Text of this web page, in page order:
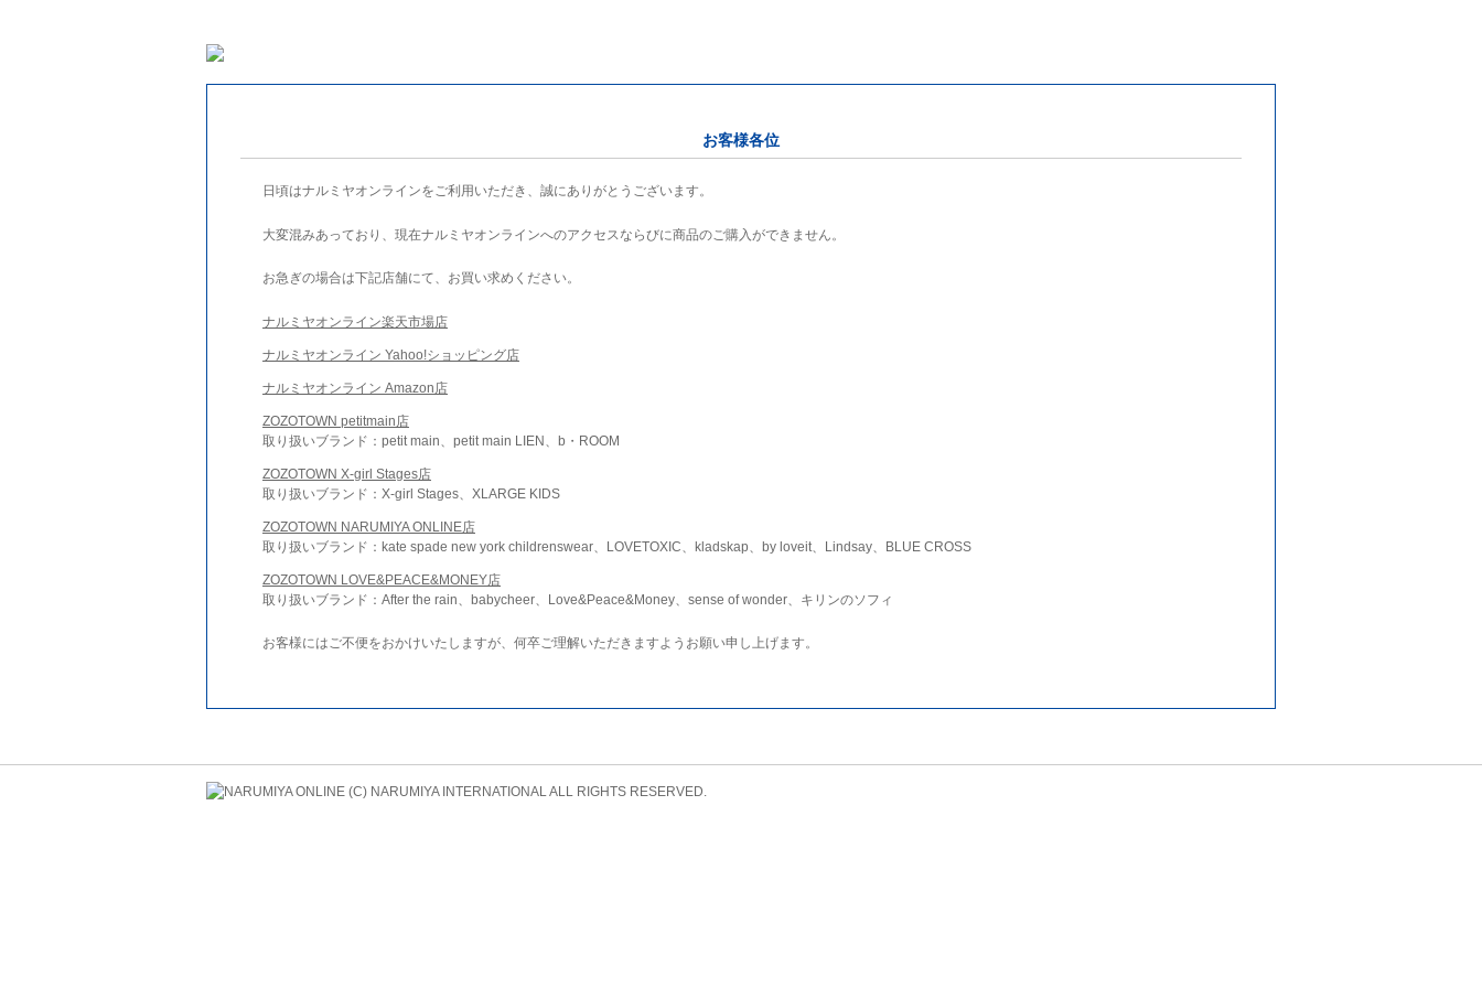
お客様各位
日頃はナルミヤオンラインをご利用いただき、誠にありがとうございます。
大変混みあっており、現在ナルミヤオンラインへのアクセスならびに商品のご購入ができません。
お急ぎの場合は下記店舗にて、お買い求めください。
ナルミヤオンライン楽天市場店
ナルミヤオンライン Yahoo!ショッピング店
ナルミヤオンライン Amazon店
ZOZOTOWN petitmain店
取り扱いブランド：petit main、petit main LIEN、b・ROOM
ZOZOTOWN X-girl Stages店
取り扱いブランド：X-girl Stages、XLARGE KIDS
ZOZOTOWN NARUMIYA ONLINE店
取り扱いブランド：kate spade new york childrenswear、LOVETOXIC、kladskap、by loveit、Lindsay、BLUE CROSS
ZOZOTOWN LOVE&PEACE&MONEY店
取り扱いブランド：After the rain、babycheer、Love&Peace&Money、sense of wonder、キリンのソフィ
お客様にはご不便をおかけいたしますが、何卒ご理解いただきますようお願い申し上げます。